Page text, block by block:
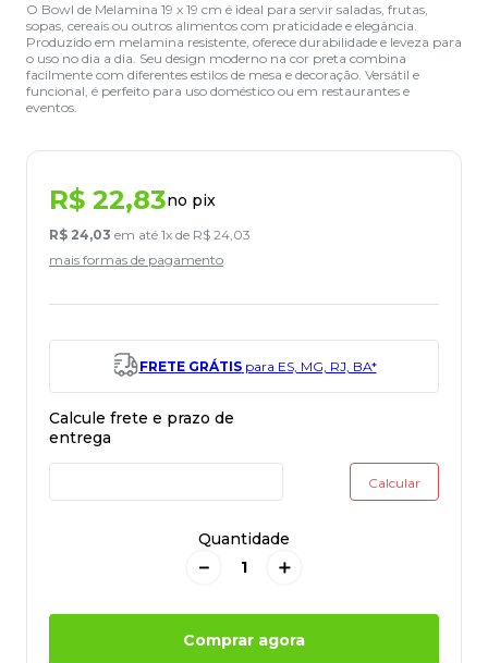
O Bowl de Melamina 19 x 19 cm é ideal para servir saladas, frutas,
sopas, cereais ou outros alimentos com praticidade e elegância.
Produzido em melamina resistente, oferece durabilidade e leveza para
o uso no dia a dia. Seu design moderno na cor preta combina
facilmente com diferentes estilos de mesa e decoração. Versátil e
funcional, é perfeito para uso doméstico ou em restaurantes e
eventos.
R$ 22,83no pix
R$ 24,03 em até 1x de R$ 24,03
mais formas de pagamento
FRETE GRÁTISpara ES, MG, RJ, BA*
Quantidade
＋
－
Comprar agora